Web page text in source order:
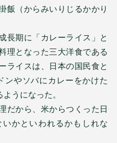
飯（からみいりじるかかり
長期に「カレーライス」と
理となった三大洋食である
ライスは、日本の国民食と
ンやソバにカレーをかけた
うになった。
から、米からつくった日
かといわれるかもしれな